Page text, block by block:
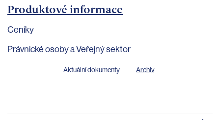
Produktové informace
Ceníky
Právnické osoby a Veřejný sektor
Aktuální dokumenty Archiv